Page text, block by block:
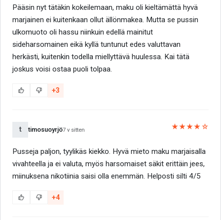
Pääsin nyt tätäkin kokeilemaan, maku oli kieltämättä hyvä
marjainen ei kuitenkaan ollut ällönmakea. Mutta se pussin
ulkomuoto oli hassu niinkuin edellä mainitut
sideharsomainen eikä kyllä tuntunut edes valuttavan
herkästi, kuitenkin todella miellyttävä huulessa. Kai tätä
joskus voisi ostaa puoli tolpaa.
+3
t timosuoyrjö7 v sitten ★★★★☆
Pusseja paljon, tyylikäs kiekko. Hyvä mieto maku marjaisalla
vivahteella ja ei valuta, myös harsomaiset säkit erittäin jees,
miinuksena nikotiinia saisi olla enemmän. Helposti silti 4/5
+4